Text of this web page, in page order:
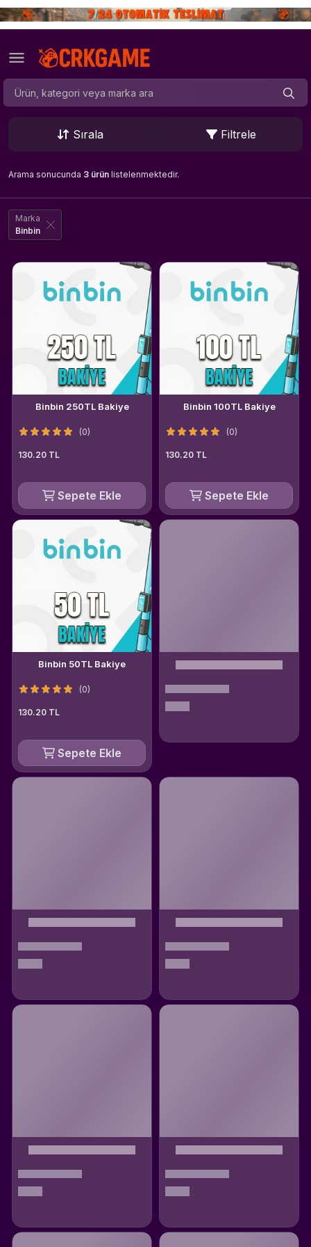
Sırala Filtrele
Arama sonucunda 3 ürün listelenmektedir.
Marka
Binbin
Binbin 250TL Bakiye
(0)
130.20 TL
Sepete Ekle
Binbin 100TL Bakiye
(0)
130.20 TL
Sepete Ekle
Binbin 50TL Bakiye
(0)
130.20 TL
Sepete Ekle